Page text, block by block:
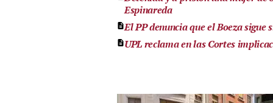
Espinareda
El PP denuncia que el Boeza
UPL reclama en las Cortes